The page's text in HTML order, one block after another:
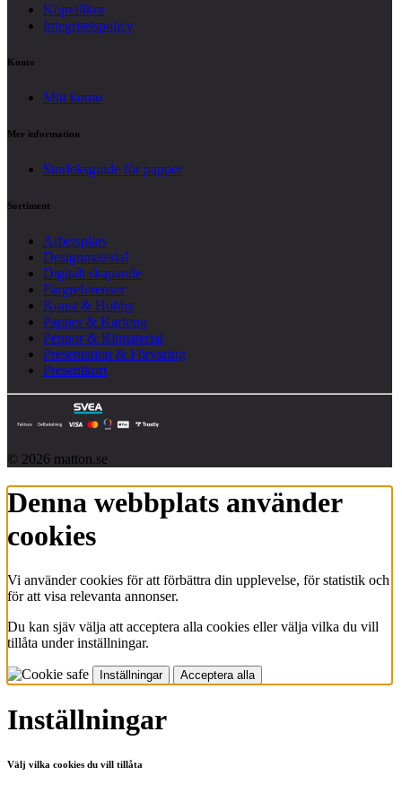
Köpvillkor
Integritetspolicy
Konto
Mitt konto
Mer information
Storleksguide för papper
Sortiment
Arbetsplats
Designmaterial
Digitalt skapande
Färgreferenser
Konst & Hobby
Papper & Kartong
Pennor & Ritmaterial
Presentation & Förvaring
Presentkort
© 2026 matton.se
Denna webbplats använder
cookies
Vi använder cookies för att förbättra din upplevelse, för statistik och
för att visa relevanta annonser.
Du kan sjäv välja att acceptera alla cookies eller välja vilka du vill
tillåta under inställningar.
Inställningar Acceptera alla
Inställningar
Välj vilka cookies du vill tillåta